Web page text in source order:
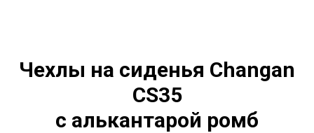
Чехлы на сиденья Changan
CS35
с алькантарой ромб